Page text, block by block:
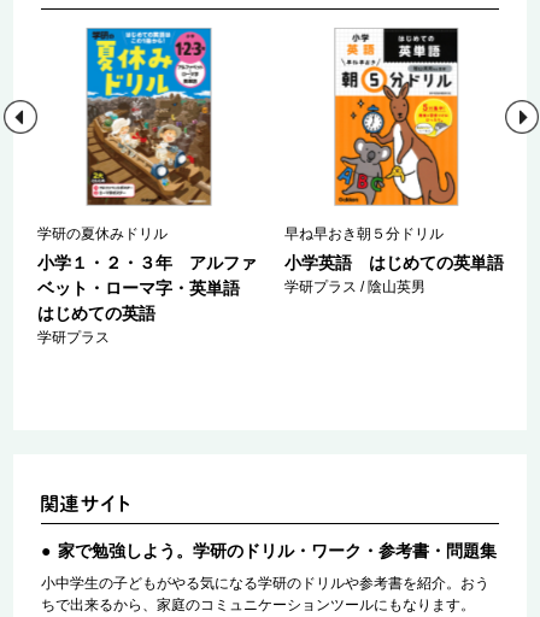
学研の夏休みドリル
小学１・２・３年 アルファ
ベット・ローマ字・英単語
はじめての英語
学研プラス
早ね早おき朝５分ドリル
小学英語 はじめての英単語
学研プラス / 陰山英男
家で勉強しよう。学研のドリル・ワーク・参考書・問題集
小中学生の子どもがやる気になる学研のドリルや参考書を紹介。おう
ちで出来るから、家庭のコミュニケーションツールにもなります。